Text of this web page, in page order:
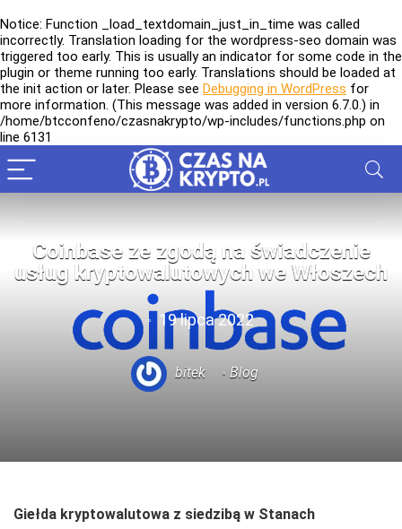
Notice: Function _load_textdomain_just_in_time was called
incorrectly. Translation loading for the wordpress-seo domain was
triggered too early. This is usually an indicator for some code in the
plugin or theme running too early. Translations should be loaded at
the init action or later. Please see Debugging in WordPress for
more information. (This message was added in version 6.7.0.) in
/home/btcconfeno/czasnakrypto/wp-includes/functions.php on
line 6131
Coinbase ze zgodą na świadczenie
usług kryptowalutowych we Włoszech
19 lipca 2022
bitek Blog
Giełda kryptowalutowa z siedzibą w Stanach